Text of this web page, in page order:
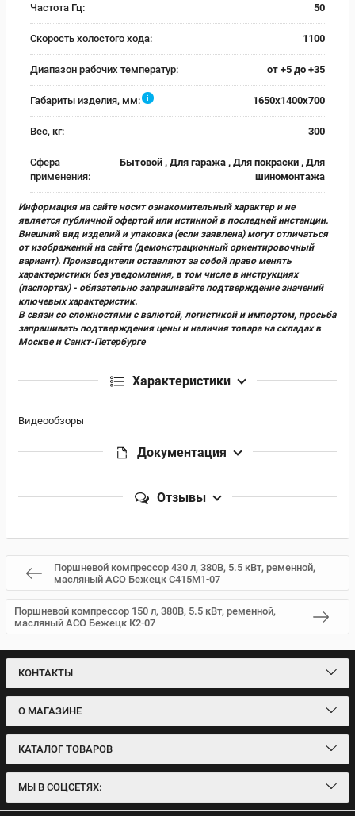
Частота Гц: 50
Скорость холостого хода: 1100
Диапазон рабочих температур: от +5 до +35
Габариты изделия, мм: i 1650x1400x700
Вес, кг: 300
Сфера
применения:
Бытовой , Для гаража , Для покраски , Для
шиномонтажа
Информация на сайте носит ознакомительный характер и не
является публичной офертой или истинной в последней инстанции.
Внешний вид изделий и упаковка (если заявлена) могут отличаться
от изображений на сайте (демонстрационный ориентировочный
вариант). Производители оставляют за собой право менять
характеристики без уведомления, в том числе в инструкциях
(паспортах) - обязательно запрашивайте подтверждение значений
ключевых характеристик.
В связи со сложностями с валютой, логистикой и импортом, просьба
запрашивать подтверждения цены и наличия товара на складах в
Москве и Санкт-Петербурге
Характеристики
Видеообзоры
Документация
Отзывы
Поршневой компрессор 430 л, 380В, 5.5 кВт, ременной,
масляный АСО Бежецк С415М1-07
Поршневой компрессор 150 л, 380В, 5.5 кВт, ременной,
масляный АСО Бежецк К2-07
КОНТАКТЫ
О МАГАЗИНЕ
КАТАЛОГ ТОВАРОВ
МЫ В СОЦСЕТЯХ: